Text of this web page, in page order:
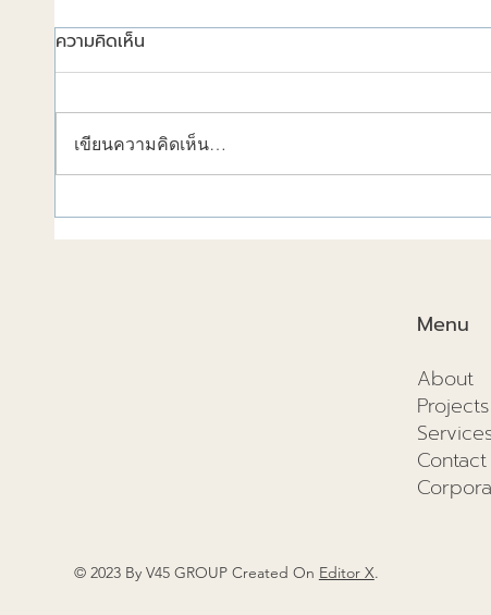
วัสดุก่อสร้างช่วยลดความร้อน
ได้!
การก่
2025
ความคิดเห็น
เขียนความคิดเห็น…
Menu
About
Projects
© 2023 By V45 GROUP Created On Editor X.